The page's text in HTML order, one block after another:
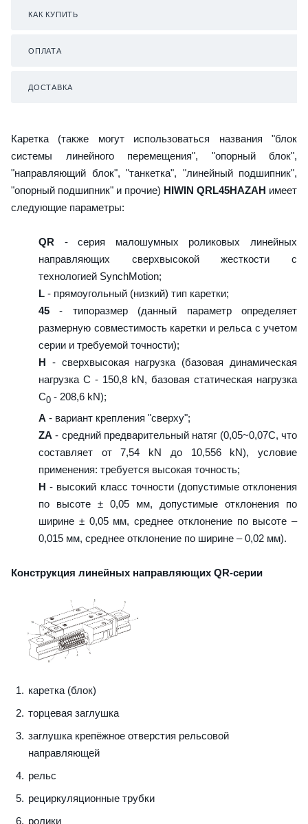
КАК КУПИТЬ
ОПЛАТА
ДОСТАВКА
Каретка (также могут использоваться названия "блок
системы линейного перемещения", "опорный блок",
"направляющий блок", "танкетка", "линейный подшипник",
"опорный подшипник" и прочие) HIWIN QRL45HAZAH имеет
следующие параметры:
QR - серия малошумных роликовых линейных
направляющих сверхвысокой жесткости с
технологией SynchMotion;
L - прямоугольный (низкий) тип каретки;
45 - типоразмер (данный параметр определяет
размерную совместимость каретки и рельса с учетом
серии и требуемой точности);
H - сверхвысокая нагрузка (базовая динамическая
нагрузка C - 150,8 kN, базовая статическая нагрузка
С0 - 208,6 kN);
A - вариант крепления "сверху";
ZA - средний предварительный натяг (0,05~0,07C, что
составляет от 7,54 kN до 10,556 kN), условие
применения: требуется высокая точность;
H - высокий класс точности (допустимые отклонения
по высоте ± 0,05 мм, допустимые отклонения по
ширине ± 0,05 мм, среднее отклонение по высоте –
0,015 мм, среднее отклонение по ширине – 0,02 мм).
Конструкция линейных направляющих QR-серии
каретка (блок)
торцевая заглушка
заглушка крепёжное отверстия рельсовой
направляющей
рельс
рециркуляционные трубки
ролики